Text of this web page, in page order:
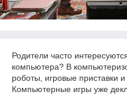
Родители часто
компьютера? В
роботы, игровые приставки
Компьютерные игры уже